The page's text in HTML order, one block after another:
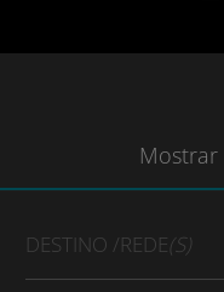
Mostrar
DESTINO /REDE(S)